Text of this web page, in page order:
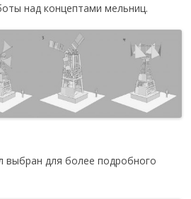
над концептами мельниц.
выбран для более подробного